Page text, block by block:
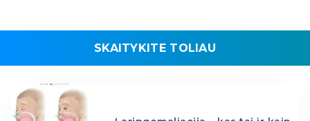
SKAITYKITE TOLIAU